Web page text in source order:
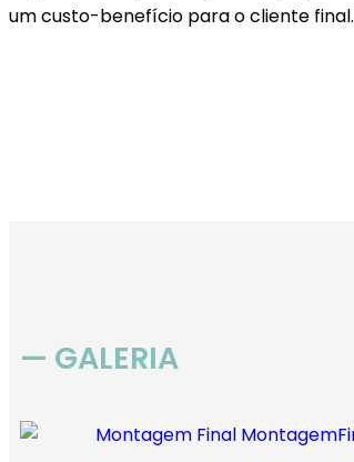
um custo-benefício para o cliente final.
— GALERIA